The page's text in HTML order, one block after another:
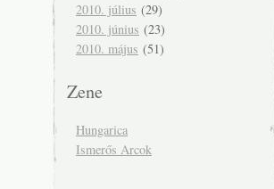
2010. július (29)
2010. június (23)
2010. május (51)
Zene
Hungarica
Ismerős Arcok